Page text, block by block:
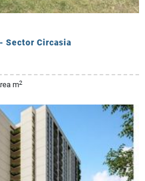
Sector Circasia
m2